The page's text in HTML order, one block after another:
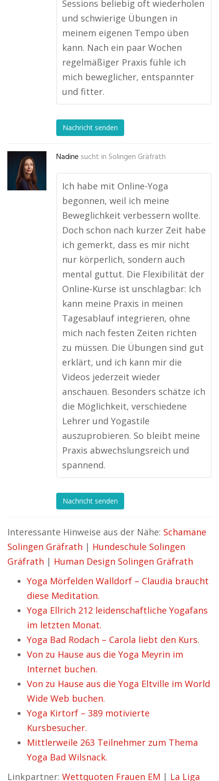
Sessions beliebig oft wiederholen
und schwierige Übungen in
meinem eigenen Tempo üben
kann. Nach ein paar Wochen
regelmäßiger Praxis fühle ich
mich beweglicher, entspannter
und fitter.
Nachricht senden
Nadine sucht in Solingen Gräfrath
Ich habe mit Online-Yoga
begonnen, weil ich meine
Beweglichkeit verbessern wollte.
Doch schon nach kurzer Zeit habe
ich gemerkt, dass es mir nicht
nur körperlich, sondern auch
mental guttut. Die Flexibilität der
Online-Kurse ist unschlagbar: Ich
kann meine Praxis in meinen
Tagesablauf integrieren, ohne
mich nach festen Zeiten richten
zu müssen. Die Übungen sind gut
erklärt, und ich kann mir die
Videos jederzeit wieder
anschauen. Besonders schätze ich
die Möglichkeit, verschiedene
Lehrer und Yogastile
auszuprobieren. So bleibt meine
Praxis abwechslungsreich und
spannend.
Nachricht senden
Interessante Hinweise aus der Nähe: Schamane
Solingen Gräfrath | Hundeschule Solingen
Gräfrath | Human Design Solingen Gräfrath
Yoga Mörfelden Walldorf – Claudia braucht
diese Meditation.
Yoga Ellrich 212 leidenschaftliche Yogafans
im letzten Monat.
Yoga Bad Rodach – Carola liebt den Kurs.
Von zu Hause aus die Yoga Meyrin im
Internet buchen.
Von zu Hause aus die Yoga Eltville im World
Wide Web buchen.
Yoga Kirtorf – 389 motivierte
Kursbesucher.
Mittlerweile 263 Teilnehmer zum Thema
Yoga Bad Wilsnack.
Linkpartner: Wettquoten Frauen EM | La Liga